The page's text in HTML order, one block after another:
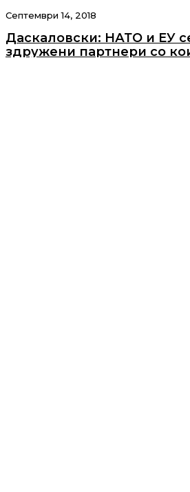
Септември 14, 2018
Даскаловски: НАТО и ЕУ
здружени партнери со